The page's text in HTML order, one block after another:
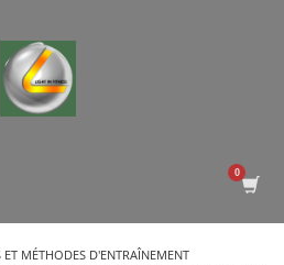
MÉTHODES D'ENTRAÎNEMENT